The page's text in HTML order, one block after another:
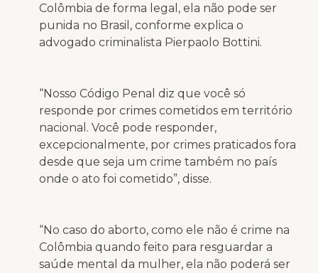
Colômbia de forma legal, ela não pode ser
punida no Brasil, conforme explica o
advogado criminalista Pierpaolo Bottini.
“Nosso Código Penal diz que você só
responde por crimes cometidos em território
nacional. Você pode responder,
excepcionalmente, por crimes praticados fora
desde que seja um crime também no país
onde o ato foi cometido”, disse.
“No caso do aborto, como ele não é crime na
Colômbia quando feito para resguardar a
saúde mental da mulher, ela não poderá ser